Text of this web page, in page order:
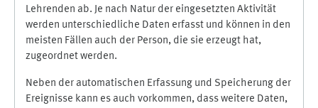
Lehrenden ab. Je nach Natur der eingesetzten Aktivität
werden unterschiedliche Daten erfasst und können in den
meisten Fällen auch der Person, die sie erzeugt hat,
zugeordnet werden.
Neben der automatischen Erfassung und Speicherung der
Ereignisse kann es auch vorkommen, dass weitere Daten,